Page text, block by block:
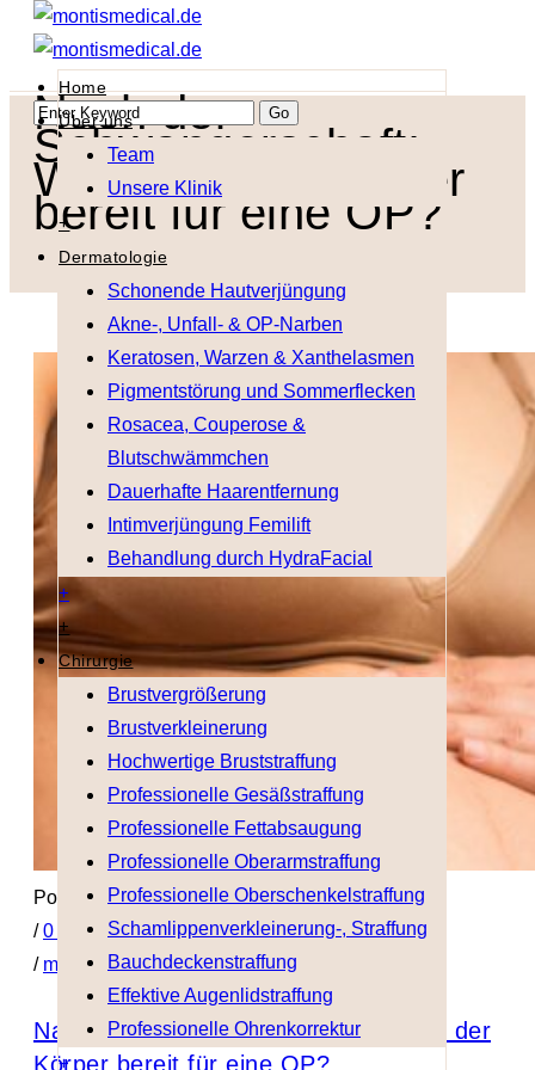
Home
Über uns
Team
Unsere Klinik
+
Dermatologie
Schonende Hautverjüngung
Akne-, Unfall- & OP-Narben
Keratosen, Warzen & Xanthelasmen
Pigmentstörung und Sommerflecken
Rosacea, Couperose &
Blutschwämmchen
Dauerhafte Haarentfernung
Intimverjüngung Femilift
Behandlung durch HydraFacial
+
+
Chirurgie
Brustvergrößerung
Brustverkleinerung
Hochwertige Bruststraffung
Professionelle Gesäßstraffung
Professionelle Fettabsaugung
Professionelle Oberarmstraffung
Professionelle Oberschenkelstraffung
Schamlippenverkleinerung-, Straffung
Bauchdeckenstraffung
Effektive Augenlidstraffung
Professionelle Ohrenkorrektur
+
Nach der
Schwangerschaft:
Wann ist der Körper
bereit für eine OP?
Posted on 18 Feb. 2026
/0 Comment
/ montis medical
Nach der Schwangerschaft: Wann ist der
Körper bereit für eine OP?